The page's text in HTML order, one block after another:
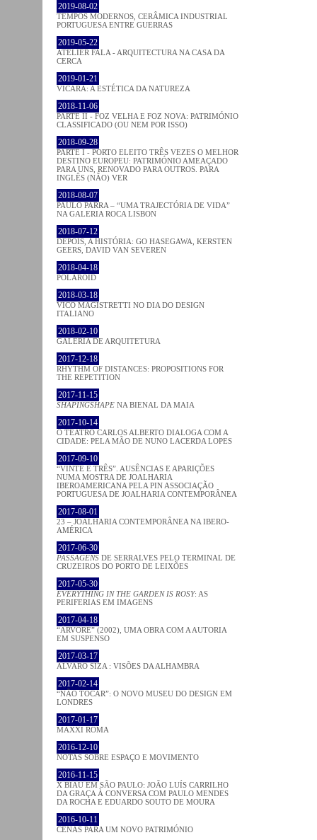
2019-08-02
TEMPOS MODERNOS, CERÂMICA INDUSTRIAL
PORTUGUESA ENTRE GUERRAS
2019-05-22
ATELIER FALA - ARQUITECTURA NA CASA DA
CERCA
2019-01-21
VICARA: A ESTÉTICA DA NATUREZA
2018-11-06
PARTE II - FOZ VELHA E FOZ NOVA: PATRIMÓNIO
CLASSIFICADO (OU NEM POR ISSO)
2018-09-28
PARTE I - PORTO ELEITO TRÊS VEZES O MELHOR
DESTINO EUROPEU: PATRIMÓNIO AMEAÇADO
PARA UNS, RENOVADO PARA OUTROS. PARA
INGLÊS (NÃO) VER
2018-08-07
PAULO PARRA – “UMA TRAJECTÓRIA DE VIDA”
NA GALERIA ROCA LISBON
2018-07-12
DEPOIS, A HISTÓRIA: GO HASEGAWA, KERSTEN
GEERS, DAVID VAN SEVEREN
2018-04-18
POLAROID
2018-03-18
VICO MAGISTRETTI NO DIA DO DESIGN
ITALIANO
2018-02-10
GALERIA DE ARQUITETURA
2017-12-18
RHYTHM OF DISTANCES: PROPOSITIONS FOR
THE REPETITION
2017-11-15
SHAPINGSHAPE NA BIENAL DA MAIA
2017-10-14
O TEATRO CARLOS ALBERTO DIALOGA COM A
CIDADE: PELA MÃO DE NUNO LACERDA LOPES
2017-09-10
“VINTE E TRÊS”. AUSÊNCIAS E APARIÇÕES
NUMA MOSTRA DE JOALHARIA
IBEROAMERICANA PELA PIN ASSOCIAÇÃO
PORTUGUESA DE JOALHARIA CONTEMPORÂNEA
2017-08-01
23 – JOALHARIA CONTEMPORÂNEA NA IBERO-
AMÉRICA
2017-06-30
PASSAGENS DE SERRALVES PELO TERMINAL DE
CRUZEIROS DO PORTO DE LEIXÕES
2017-05-30
EVERYTHING IN THE GARDEN IS ROSY: AS
PERIFERIAS EM IMAGENS
2017-04-18
“ÁRVORE” (2002), UMA OBRA COM A AUTORIA
EM SUSPENSO
2017-03-17
ÁLVARO SIZA : VISÕES DA ALHAMBRA
2017-02-14
“NÃO TOCAR”: O NOVO MUSEU DO DESIGN EM
LONDRES
2017-01-17
MAXXI ROMA
2016-12-10
NOTAS SOBRE ESPAÇO E MOVIMENTO
2016-11-15
X BIAU EM SÃO PAULO: JOÃO LUÍS CARRILHO
DA GRAÇA À CONVERSA COM PAULO MENDES
DA ROCHA E EDUARDO SOUTO DE MOURA
2016-10-11
CENAS PARA UM NOVO PATRIMÓNIO